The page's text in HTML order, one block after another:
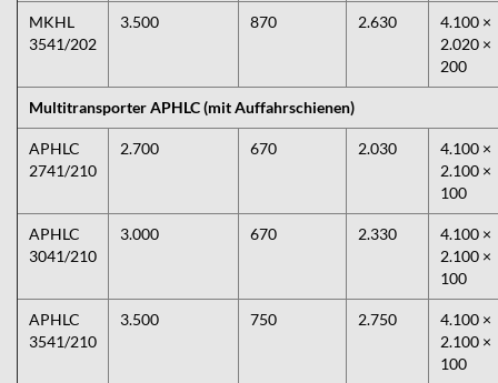
MKHL
3541/202
3.500 870 2.630
4.100 ×
2.020 ×
200
Multitransporter APHLC (mit Auffahrschienen)
APHLC
2741/210
2.700 670 2.030
4.100 ×
2.100 ×
100
APHLC
3041/210
3.000 670 2.330
4.100 ×
2.100 ×
100
APHLC
3541/210
3.500 750 2.750
4.100 ×
2.100 ×
100